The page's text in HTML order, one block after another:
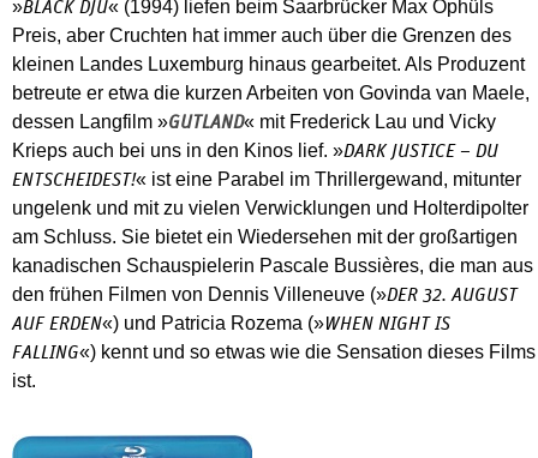
»BLACK DJU« (1994) liefen beim Saarbrücker Max Ophüls
Preis, aber Cruchten hat immer auch über die Grenzen des
kleinen Landes Luxemburg hinaus gearbeitet. Als Produzent
betreute er etwa die kurzen Arbeiten von Govinda van Maele,
dessen Langfilm »GUTLAND« mit Frederick Lau und Vicky
Krieps auch bei uns in den Kinos lief. »DARK JUSTICE – DU
ENTSCHEIDEST!« ist eine Parabel im Thrillergewand, mitunter
ungelenk und mit zu vielen Verwicklungen und Holterdipolter
am Schluss. Sie bietet ein Wiedersehen mit der großartigen
kanadischen Schauspielerin Pascale Bussières, die man aus
den frühen Filmen von Dennis Villeneuve (»DER 32. AUGUST
AUF ERDEN«) und Patricia Rozema (»WHEN NIGHT IS
FALLING«) kennt und so etwas wie die Sensation dieses Films
ist.